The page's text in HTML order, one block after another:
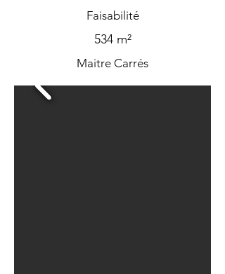
Faisabilité
534 m²
Maitre Carrés